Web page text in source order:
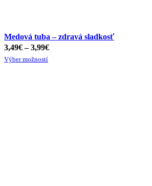
Medová tuba – zdravá sladkosť
3,49€–3,99€
Výber možností